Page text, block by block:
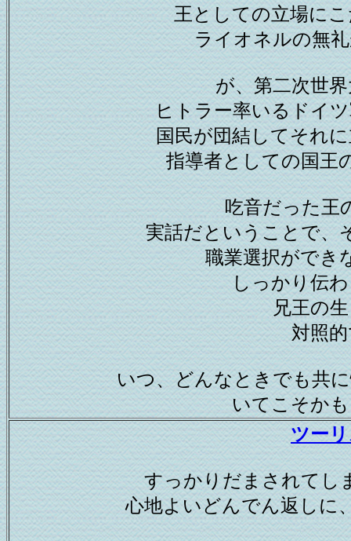
王としての立場に
ライオネルの無
が、第二次世
ヒトラー率いるドイ
国民が団結してそれ
指導者としての国王
吃音だった王
実話だということで、
職業選択ができ
しっかり伝
兄王の
対照
いつ、どんなときでも共
いてこそか
ツー
すっかりだまされてし
心地よいどんでん返しに